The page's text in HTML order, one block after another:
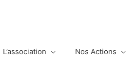
L’association Nos Actions